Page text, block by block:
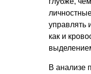
управлять
как и
В анализе